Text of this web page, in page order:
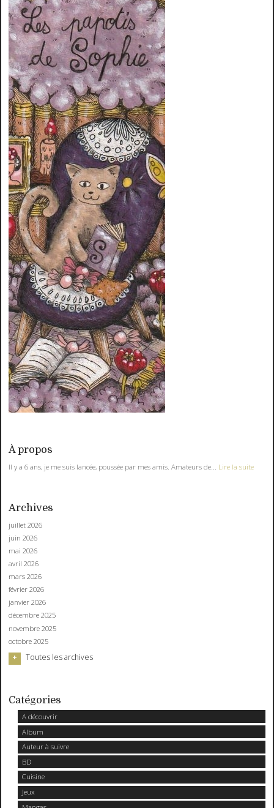
À propos
Il y a 6 ans, je me suis lancée, poussée par mes amis. Amateurs de... Lire la suite
Archives
juillet 2026
juin 2026
mai 2026
avril 2026
mars 2026
février 2026
janvier 2026
décembre 2025
novembre 2025
octobre 2025
Toutes les archives
Catégories
A découvrir
Album
Auteur à suivre
BD
Cuisine
Jeux